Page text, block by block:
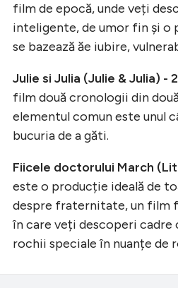
film de epocă, unde veți
inteligente, de umor fin și o
se bazează ăe iubire,
Julie si Julia (Julie & Julia) -
film două cronologii din
elementul comun este unul
bucuria de a găti.
Fiicele doctorului March
este o producție ideală de
despre fraternitate, un film
în care veți descoperi cadre
rochii speciale în nuanțe de